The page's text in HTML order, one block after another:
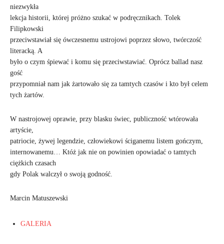
niezwykła
lekcja historii, której próżno szukać w podręcznikach. Tolek
Filipkowski
przeciwstawiał się ówczesnemu ustrojowi poprzez słowo, twórczość
literacką. A
było o czym śpiewać i komu się przeciwstawiać. Oprócz ballad nasz
gość
przypomniał nam jak żartowało się za tamtych czasów i kto był celem
tych żartów.
W nastrojowej oprawie, przy blasku świec, publiczność wtórowała
artyście,
patriocie, żywej legendzie, człowiekowi ściganemu listem gończym,
internowanemu… Któż jak nie on powinien opowiadać o tamtych
ciężkich czasach
gdy Polak walczył o swoją godność.
Marcin Matuszewski
GALERIA